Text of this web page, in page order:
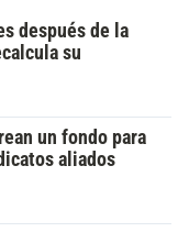
después de la
su
un fondo para
aliados